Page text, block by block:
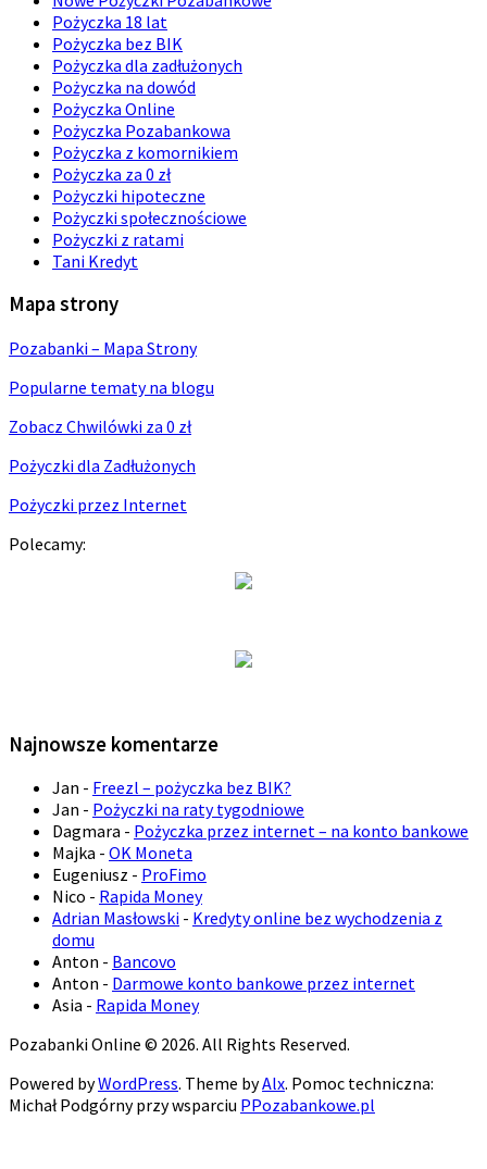
Pożyczka 18 lat
Pożyczka bez BIK
Pożyczka dla zadłużonych
Pożyczka na dowód
Pożyczka Online
Pożyczka Pozabankowa
Pożyczka z komornikiem
Pożyczka za 0 zł
Pożyczki hipoteczne
Pożyczki społecznościowe
Pożyczki z ratami
Tani Kredyt
Mapa strony
Pozabanki – Mapa Strony
Popularne tematy na blogu
Zobacz Chwilówki za 0 zł
Pożyczki dla Zadłużonych
Pożyczki przez Internet
Polecamy:
Najnowsze komentarze
Jan - Freezl – pożyczka bez BIK?
Jan - Pożyczki na raty tygodniowe
Dagmara - Pożyczka przez internet – na konto bankowe
Majka - OK Moneta
Eugeniusz - ProFimo
Nico - Rapida Money
Adrian Masłowski - Kredyty online bez wychodzenia z
domu
Anton - Bancovo
Anton - Darmowe konto bankowe przez internet
Asia - Rapida Money
Pozabanki Online © 2026. All Rights Reserved.
Powered byWordPress. Theme byAlx. Pomoc techniczna:
Michał Podgórny przy wsparciu PPozabankowe.pl